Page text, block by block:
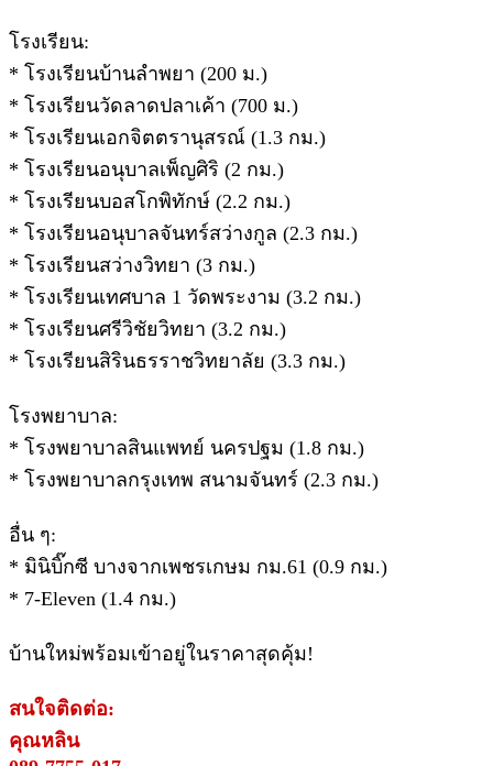
โรงเรียน:
* โรงเรียนบ้านลำพยา (200 ม.)
* โรงเรียนวัดลาดปลาเค้า (700 ม.)
* โรงเรียนเอกจิตตรานุสรณ์ (1.3 กม.)
* โรงเรียนอนุบาลเพ็ญศิริ (2 กม.)
* โรงเรียนบอสโกพิทักษ์ (2.2 กม.)
* โรงเรียนอนุบาลจันทร์สว่างกูล (2.3 กม.)
* โรงเรียนสว่างวิทยา (3 กม.)
* โรงเรียนเทศบาล 1 วัดพระงาม (3.2 กม.)
* โรงเรียนศรีวิชัยวิทยา (3.2 กม.)
* โรงเรียนสิรินธรราชวิทยาลัย (3.3 กม.)
โรงพยาบาล:
* โรงพยาบาลสินแพทย์ นครปฐม (1.8 กม.)
* โรงพยาบาลกรุงเทพ สนามจันทร์ (2.3 กม.)
อื่น ๆ:
* มินิบิ๊กซี บางจากเพชรเกษม กม.61 (0.9 กม.)
* 7-Eleven (1.4 กม.)
บ้านใหม่พร้อมเข้าอยู่ในราคาสุดคุ้ม!
สนใจติดต่อ:
คุณหลิน